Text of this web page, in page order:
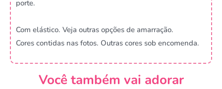
porte.
Com elástico. Veja outras opções de amarração.
Cores contidas nas fotos. Outras cores sob encomenda.
Você também vai adorar